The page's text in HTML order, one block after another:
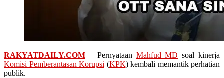
RAKYATDAILY.COM – Pernyataan Mahfud MD soal kinerja
Komisi Pemberantasan Korupsi (KPK) kembali memantik perhatian
publik.